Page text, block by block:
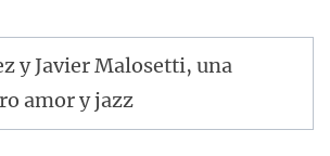
y Javier Malosetti, una
amor y jazz